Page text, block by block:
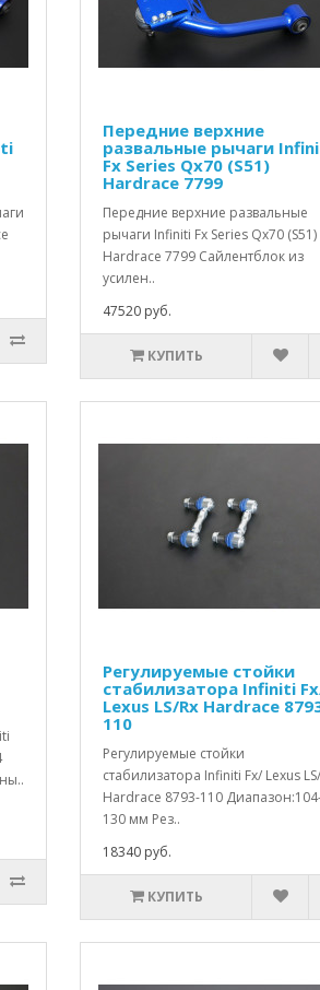
Передние верхние
развальные рычаги
Fx Series Qx70 (S51)
Hardrace 7799
Передние верхние развальные
рычаги Infiniti Fx Series Qx70 (S51)
Hardrace 7799 Сайлентблок из
усилен..
47520 руб.
КУПИТЬ
Регулируемые стойки
стабилизатора Infiniti
Lexus LS/Rx Hardrace
110
Регулируемые стойки
стабилизатора Infiniti Fx/ Lexus
Hardrace 8793-110
130 мм Рез..
18340 руб.
КУПИТЬ